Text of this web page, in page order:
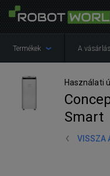
Termékek A
Használati
Smart
VISSZA